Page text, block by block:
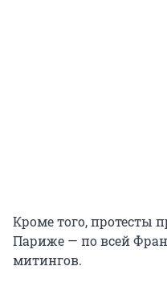
Кроме того, протесты
Париже — по всей
митингов.